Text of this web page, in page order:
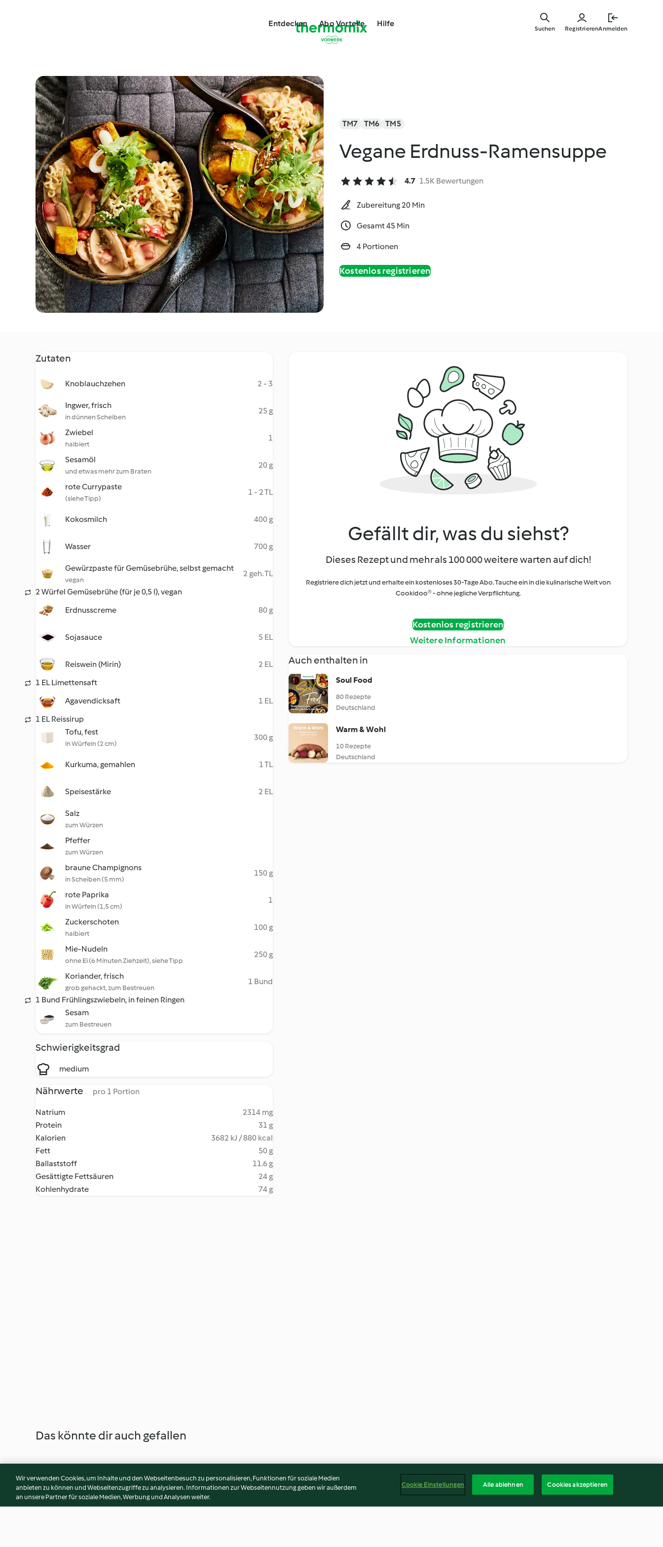
springen
Entdecken Abo Vorteile Hilfe
RegistrierenAnmelden
Suchen
TM7 TM6 TM5
Vegane Erdnuss-Ramensuppe
4.7 1.5K Bewertungen
Zubereitung 20 Min
Gesamt 45 Min
4 Portionen
Kostenlos registrieren
Zutaten
Knoblauchzehen 2 - 3
Ingwer, frisch
in dünnen Scheiben
25 g
Zwiebel
halbiert
1
Sesamöl
und etwas mehr zum Braten
20 g
rote Currypaste
(siehe Tipp)
1 - 2 TL
Kokosmilch 400 g
Wasser 700 g
Gewürzpaste für Gemüsebrühe, selbst gemacht
vegan
2 geh. TL
2 Würfel Gemüsebrühe (für je 0,5 l), vegan
Erdnusscreme
80 g
Sojasauce 5 EL
Reiswein (Mirin)
2 EL
1 EL Limettensaft
Agavendicksaft
1 EL
1 EL Reissirup
Tofu, fest
in Würfeln (2 cm)
300 g
Kurkuma, gemahlen 1 TL
Speisestärke 2 EL
Salz
zum Würzen
Pfeffer
zum Würzen
braune Champignons
in Scheiben (5 mm)
150 g
rote Paprika
in Würfeln (1,5 cm)
1
Zuckerschoten
halbiert
100 g
Mie-Nudeln
ohne Ei (6 Minuten Ziehzeit), siehe Tipp
250 g
Koriander, frisch
grob gehackt, zum Bestreuen
1 Bund
1 Bund Frühlingszwiebeln, in feinen Ringen
Sesam
zum Bestreuen
Schwierigkeitsgrad
medium
Nährwerte pro 1 Portion
Natrium
2314 mg
Protein
31 g
Kalorien
3682 kJ / 880 kcal
Fett
50 g
Ballaststoff
11.6 g
Gesättigte Fettsäuren
24 g
Kohlenhydrate
74 g
Gefällt dir, was du siehst?
Dieses Rezept und mehr als 100 000 weitere warten auf dich!
Registriere dich jetzt und erhalte ein kostenloses 30-Tage Abo. Tauche ein in die kulinarische Welt von
Cookidoo® - ohne jegliche Verpflichtung.
Kostenlos registrieren
Weitere Informationen
Auch enthalten in
Soul Food
80 Rezepte
Deutschland
Warm & Wohl
10 Rezepte
Deutschland
Das könnte dir auch gefallen
Wir verwenden Cookies, um Inhalte und den Webseitenbesuch zu personalisieren, Funktionen für soziale Medien
anbieten zu können und Webseitenzugriffe zu analysieren. Informationen zur Webseitennutzung geben wir außerdem
an unsere Partner für soziale Medien, Werbung und Analysen weiter.
Cookie Einstellungen Alle ablehnen Cookies akzeptieren